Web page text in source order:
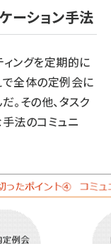
ーション手法
ングを定期的に
で全体の定例会に
。その他、タスク
法のコミュニ